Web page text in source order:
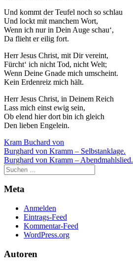
Und kommt der Teufel noch so schlau
Und lockt mit manchem Wort,
Wenn ich nur in Dein Auge schau‘,
Da flieht er eilig fort.
Herr Jesus Christ, mit Dir vereint,
Fürcht‘ ich nicht Tod, nicht Welt;
Wenn Deine Gnade mich umscheint.
Kein Erdenreiz mich hält.
Herr Jesus Christ, in Deinem Reich
Lass mich einst ewig sein,
Ob elend hier dort bin ich gleich
Den lieben Engelein.
Kram Buchard von
Beitragsnavigation
Burghard von Kramm – Selbstanklage.
Burghard von Kramm – Abendmahlslied.
Meta
Anmelden
Eintrags-Feed
Kommentar-Feed
WordPress.org
Autoren